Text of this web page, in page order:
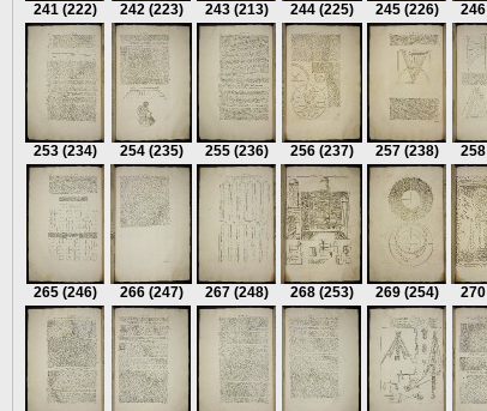
241 (222) 242 (223) 243 (213) 244 (225) 245 (226) 246
253 (234) 254 (235) 255 (236) 256 (237) 257 (238) 258
265 (246) 266 (247) 267 (248) 268 (253) 269 (254) 270